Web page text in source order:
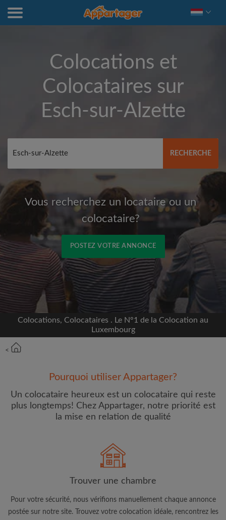
Colocations et
Colocataires sur
Esch-sur-Alzette
RECHERCHE
Vous recherchez un locataire ou un
colocataire?
POSTEZ VOTRE ANNONCE
Inscrivez-vous avec Facebook
Nous ne publierons jamais sur votre page sans
Prénom
Colocations, Colocataires . Le N°1 de la Colocation au
Luxembourg
<
Pourquoi utiliser Appartager?
Un colocataire heureux est un colocataire qui reste
plus longtemps! Chez Appartager, notre priorité est
la mise en relation de qualité
Trouver une chambre
Pour votre sécurité, nous vérifions manuellement chaque annonce
postée sur notre site. Trouvez votre colocation idéale, rencontrez les